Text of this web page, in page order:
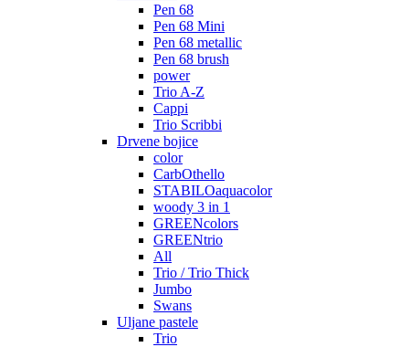
Pen 68
Pen 68 Mini
Pen 68 metallic
Pen 68 brush
power
Trio A-Z
Cappi
Trio Scribbi
Drvene bojice
color
CarbOthello
STABILOaquacolor
woody 3 in 1
GREENcolors
GREENtrio
All
Trio / Trio Thick
Jumbo
Swans
Uljane pastele
Trio